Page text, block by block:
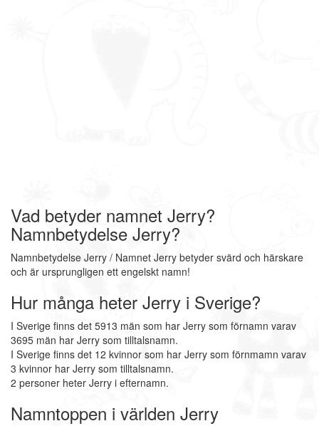
Vad betyder namnet Jerry?
Namnbetydelse Jerry?
Namnbetydelse Jerry / Namnet Jerry betyder svärd och härskare
och är ursprungligen ett engelskt namn!
Hur många heter Jerry i Sverige?
I Sverige finns det 5913 män som har Jerry som förnamn varav
3695 män har Jerry som tilltalsnamn.
I Sverige finns det 12 kvinnor som har Jerry som förnmamn varav
3 kvinnor har Jerry som tilltalsnamn.
2 personer heter Jerry i efternamn.
Namntoppen i världen Jerry